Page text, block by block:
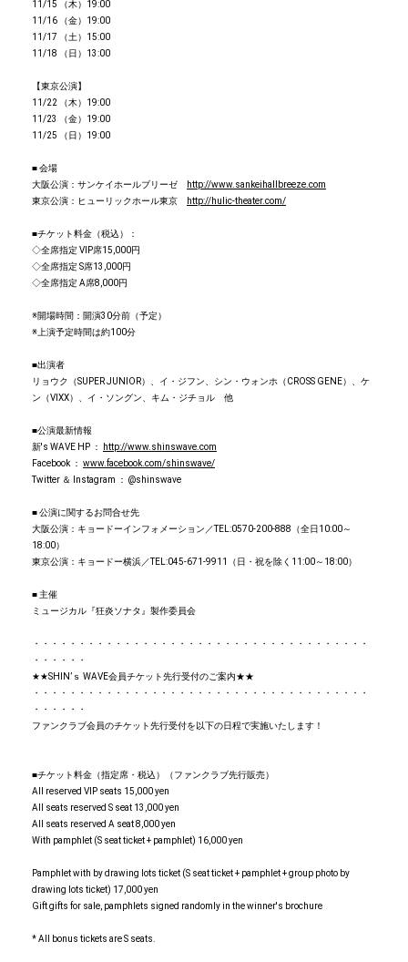
11/15 （木）19:00
11/16 （金）19:00
11/17 （土）15:00
11/18 （日）13:00
【東京公演】
11/22 （木）19:00
11/23 （金）19:00
11/25 （日）19:00
■ 会場
大阪公演：サンケイホールブリーゼ
http://www.sankeihallbreeze.com
東京公演：ヒューリックホール東京
http://hulic-theater.com/
■チケット料金（税込）：
◇全席指定 VIP席15,000円
◇全席指定 S席13,000円
◇全席指定 A席8,000円
※開場時間：開演30分前（予定）
※上演予定時間は約100分
■出演者
リョウク（SUPER JUNIOR）、イ・ジフン、シン・ウォンホ（CROSS GENE）、ケ
ン（VIXX）、イ・ソングン、キム・ジチョル 他
■公演最新情報
新's WAVE HP ：
http://www.shinswave.com
Facebook ： www.facebook.com/shinswave/
Twitter ＆ Instagram ： @shinswave
■ 公演に関するお問合せ先
大阪公演：キョードーインフォメーション／TEL:0570-200-888（全⽇10:00～
18:00）
東京公演：キョードー横浜／TEL:045-671-9911（日・祝を除く11:00～18:00）
■ 主催
ミュージカル『狂炎ソナタ』製作委員会
・・・・・・・・・・・・・・・・・・・・・・・・・・・・・・・・・・・・・
・・・・・・
★★SHIN’ｓ WAVE会員チケット先行受付のご案内★★
・・・・・・・・・・・・・・・・・・・・・・・・・・・・・・・・・・・・・
・・・・・・
ファンクラブ会員のチケット先行受付を以下の日程で実施いたします！
■チケット料金（指定席・税込）（ファンクラブ先行販売）
All reserved VIP seats 15,000 yen
All seats reserved S seat 13,000 yen
All seats reserved A seat 8,000 yen
With pamphlet (S seat ticket + pamphlet) 16,000 yen
Pamphlet with by drawing lots ticket (S seat ticket + pamphlet + group photo by
drawing lots ticket) 17,000 yen
Gift gifts for sale, pamphlets signed randomly in the winner's brochure
* All bonus tickets are S seats.